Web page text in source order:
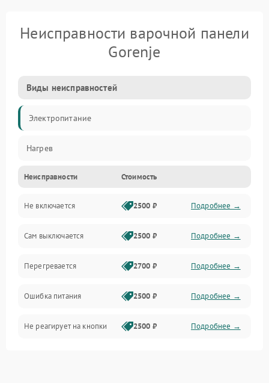
Неисправности варочной панели
Gorenje
Виды неисправностей
Электропитание
Нагрев
Неисправности Стоимость
Не включается 2500 ₽ Подробнее →
Сам выключается 2500 ₽ Подробнее →
Перегревается 2700 ₽ Подробнее →
Ошибка питания 2500 ₽ Подробнее →
Не реагирует на кнопки 2500 ₽ Подробнее →